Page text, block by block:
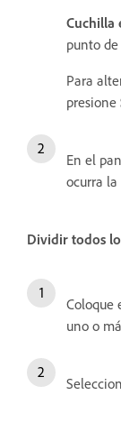
Cuchilla
punto
Para
presione
En el
ocurra la
Dividir todos
Coloque
uno o